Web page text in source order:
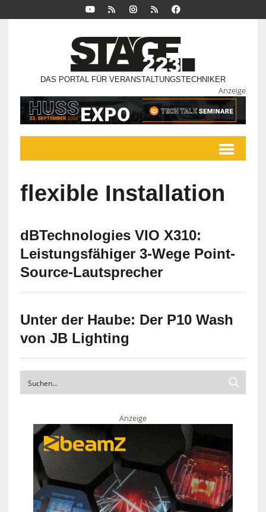
DAS PORTAL FÜR VERANSTALTUNGSTECHNIKER
Anzeige
flexible Installation
dBTechnologies VIO X310:
Leistungsfähiger 3-Wege Point-
Source-Lautsprecher
Unter der Haube: Der P10 Wash
von JB Lighting
Anzeige